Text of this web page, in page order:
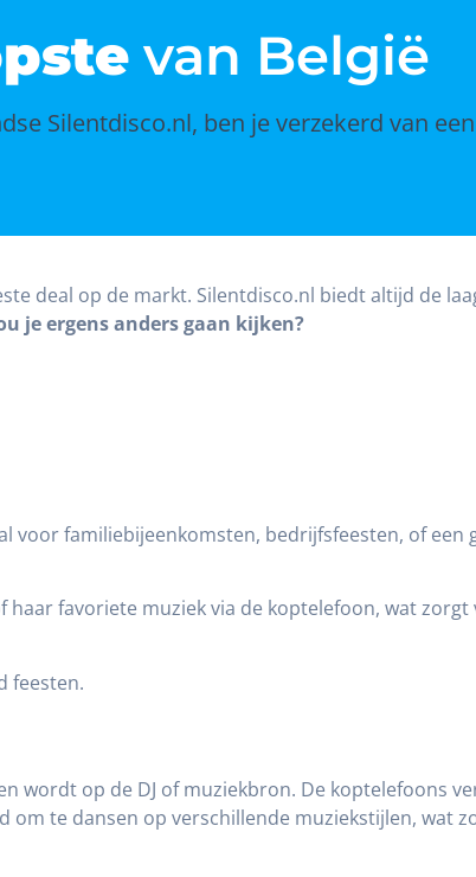
van België
Silentdisco.nl, ben je verzekerd van een
deal op de markt. Silentdisco.nl biedt altijd de
je ergens anders gaan kijken?
voor familiebijeenkomsten, bedrijfsfeesten, of een
favoriete muziek via de koptelefoon, wat
feesten.
wordt op de DJ of muziekbron. De koptelefoons
te dansen op verschillende muziekstijlen, wat